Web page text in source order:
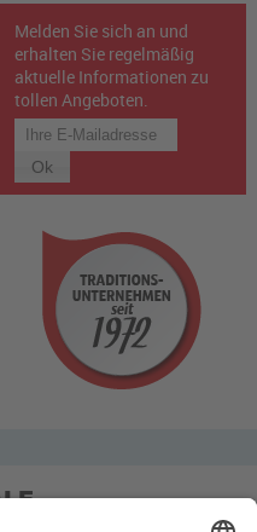
Melden Sie sich an und
erhalten Sie regelmäßig
aktuelle Informationen zu
tollen Angeboten.